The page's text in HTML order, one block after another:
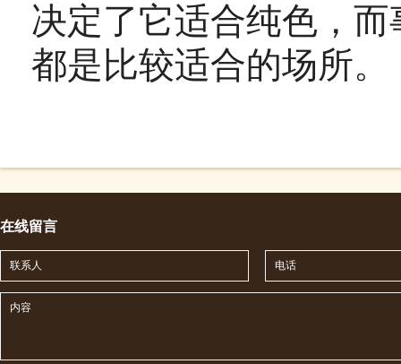
决定了它适合纯色，
都是比较适合的场所。
在线留言